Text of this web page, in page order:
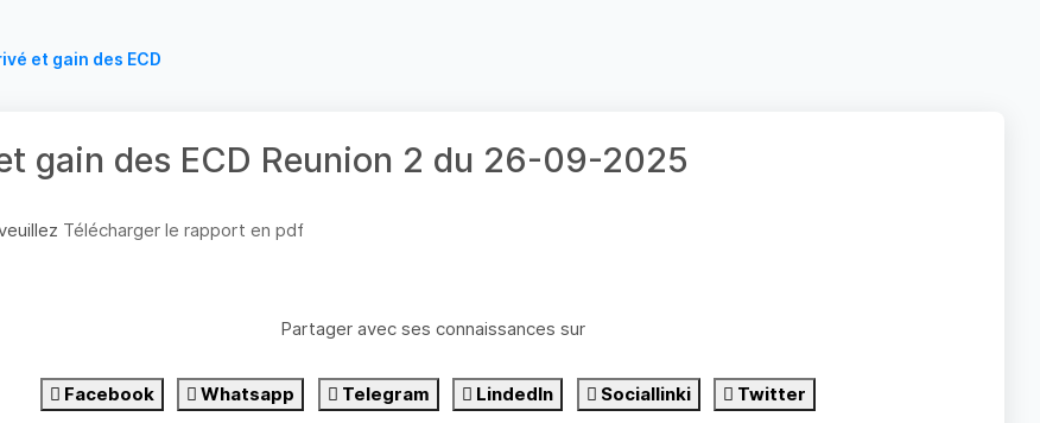
et gain des ECD
gain des ECD Reunion 2 du 26-09-2025
Télécharger le rapport en pdf
Partager avec ses connaissances sur
Facebook Whatsapp Telegram LindedIn Sociallinki Twitter